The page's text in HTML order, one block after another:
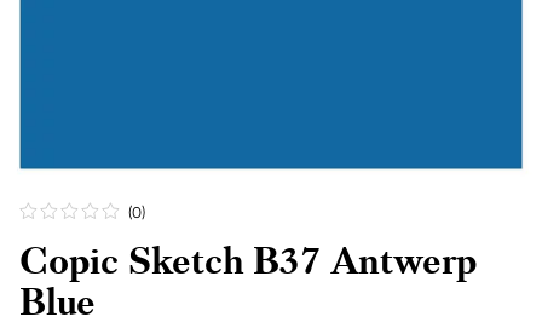
(0)
Copic Sketch B37 Antwerp
Blue